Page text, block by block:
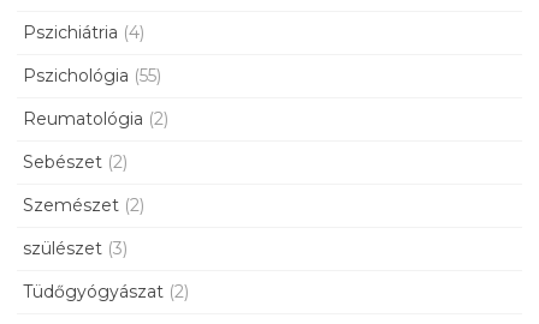
Pszichiátria (4)
Pszichológia (55)
Reumatológia (2)
Sebészet (2)
Szemészet (2)
szülészet (3)
Tüdőgyógyászat (2)